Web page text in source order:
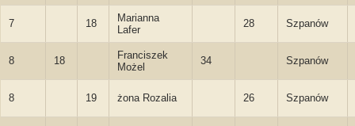
7 18
Marianna
Lafer
28 Szpanów
8 18
Franciszek
Możel
34 Szpanów
8 19 żona Rozalia 26 Szpanów